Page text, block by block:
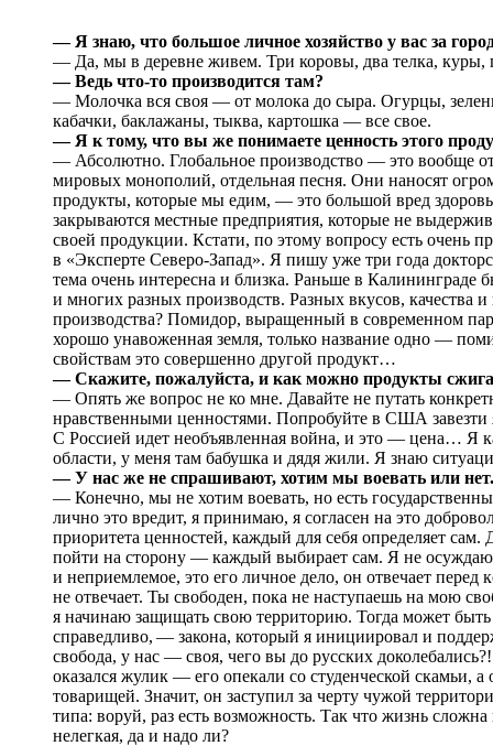
— Я знаю, что большое личное хозяйство у вас за
— Да, мы в деревне живем. Три коровы, два телка, куры,
— Ведь что-то производится там?
— Молочка вся своя — от молока до сыра. Огурцы,
кабачки, баклажаны, тыква, картошка — все свое.
— Я к тому, что вы же понимаете ценность этого
— Абсолютно. Глобальное производство — это вообще
мировых монополий, отдельная песня. Они наносят
продукты, которые мы едим, — это большой вред
закрываются местные предприятия, которые не
своей продукции. Кстати, по этому вопросу есть очень
в «Эксперте Северо-Запад». Я пишу уже три года
тема очень интересна и близка. Раньше в
и многих разных производств. Разных вкусов, качества
производства? Помидор, выращенный в современном
хорошо унавоженная земля, только название одно —
свойствам это совершенно другой продукт…
— Скажите, пожалуйста, и как можно продукты
— Опять же вопрос не ко мне. Давайте не путать
нравственными ценностями. Попробуйте в США завезти
С Россией идет необъявленная война, и это — цена… Я
области, у меня там бабушка и дядя жили. Я знаю
— У нас же не спрашивают, хотим мы воевать или нет.
— Конечно, мы не хотим воевать, но есть
лично это вредит, я принимаю, я согласен на это
приоритета ценностей, каждый для себя определяет
пойти на сторону — каждый выбирает сам. Я не осуждаю,
и неприемлемое, это его личное дело, он отвечает
не отвечает. Ты свободен, пока не наступаешь на мою
я начинаю защищать свою территорию. Тогда может
справедливо, — закона, который я инициировал и
свобода, у нас — своя, чего вы до русских
оказался жулик — его опекали со студенческой скамьи,
товарищей. Значит, он заступил за черту чужой
типа: воруй, раз есть возможность. Так что жизнь
нелегкая, да и надо ли?